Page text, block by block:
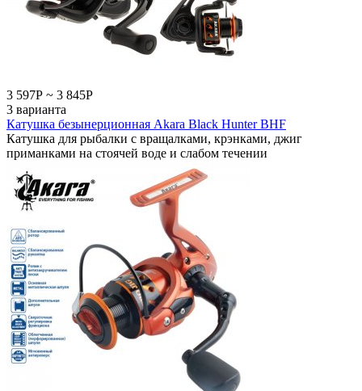
3 597Р ~ 3 845Р
3 варианта
Катушка безынерционная Akara Black Hunter BHF
Катушка для рыбалки с вращалками, крэнками, джиг
приманками на стоячей воде и слабом течении